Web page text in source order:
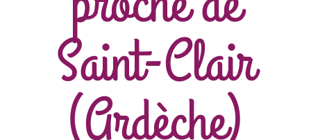
Saint-Clair
(Ardèche)